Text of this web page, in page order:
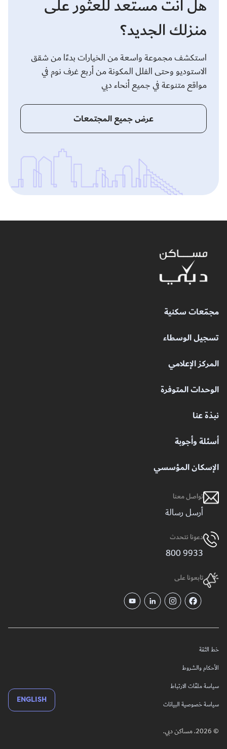
هل أنت مستعد للعثور على
منزلك الجديد؟
استكشف مجموعة واسعة من الخيارات بدءًا من شقق
الاستوديو وحتى الفلل المكونة من أربع غرف نوم في
مواقع متنوعة في جميع أنحاء دبي
عرض جميع المجتمعات
مجمّعات سكنية
تسجيل الوسطاء
المركز الإعلامي
الوحدات المتوفرة
نبذة عنا
أسئلة وأجوبة
الإسكان المؤسسي
تواصل معنا
أرسل رسالة
دعونا نتحدث
9933 800
تابعونا على
© 2026. مساكن دبي.
خط الثقة
الأحكام والشروط
سياسة ملفّات الارتباط
سياسة خصوصية البيانات
ENGLISH